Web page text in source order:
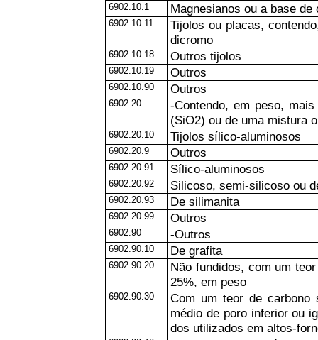
6902.10.1 Magnesianos ou a base de
6902.10.11
Tijolos ou placas,
dicromo
6902.10.18 Outros tijolos
6902.10.19 Outros
6902.10.90 Outros
6902.20
-Contendo, em peso,
(SiO2) ou de uma mistura
6902.20.10 Tijolos sílico-aluminosos
6902.20.9 Outros
6902.20.91 Sílico-aluminosos
6902.20.92 Silicoso, semi-silicoso ou
6902.20.93 De silimanita
6902.20.99 Outros
6902.90 -Outros
6902.90.10 De grafita
6902.90.20
Não fundidos, com um
25%, em peso
6902.90.30
Com um teor de carbono
médio de poro inferior ou
dos utilizados em altos-